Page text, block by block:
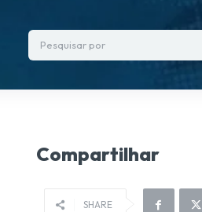
Pesquisar por
Compartilhar
SHARE